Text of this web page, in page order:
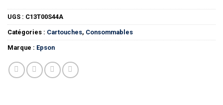
UGS : C13T00S44A
Catégories : Cartouches, Consommables
Marque : Epson